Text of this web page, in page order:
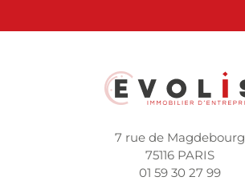
7 rue de Magdebourg
75116 PARIS
01 59 30 27 99